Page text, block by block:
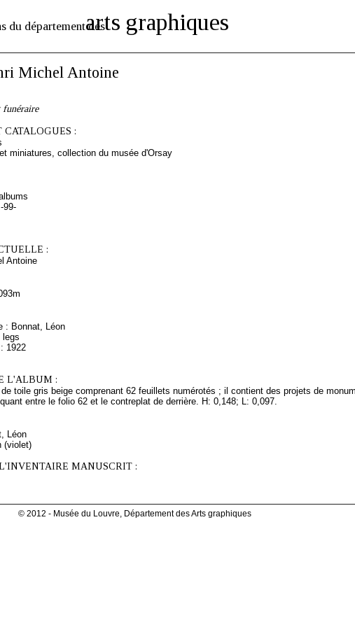
du département desarts graphiques
Michel Antoine
funéraire
:
miniatures, collection du musée d'Orsay
99-
:
Antoine
: Bonnat, Léon
legs
1922
L'ALBUM :
toile gris beige comprenant 62 feuillets numérotés ; il contient des projets de
entre le folio 62 et le contreplat de derrière. H: 0,148; L: 0,097.
Léon
(violet)
MANUSCRIT :
© 2012 - Musée du Louvre, Département des Arts graphiques